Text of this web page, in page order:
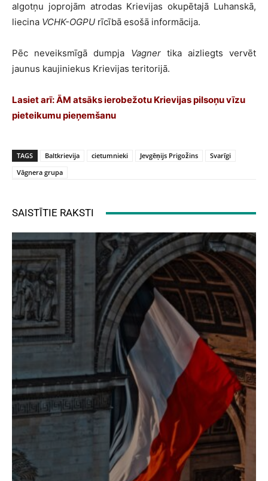
algotņu joprojām atrodas Krievijas okupētajā Luhanskā,
liecina VCHK-OGPU rīcībā esošā informācija.
Pēc neveiksmīgā dumpja Vagnertika aizliegts vervēt
jaunus kaujiniekus Krievijas teritorijā.
Lasiet arī:ĀM atsāks ierobežotu Krievijas pilsoņu vīzu
pieteikumu pieņemšanu
TAGS Baltkrievija cietumnieki Jevgēņijs Prigožins
Svarīgi
Vāgnera grupa
SAISTĪTIE RAKSTI